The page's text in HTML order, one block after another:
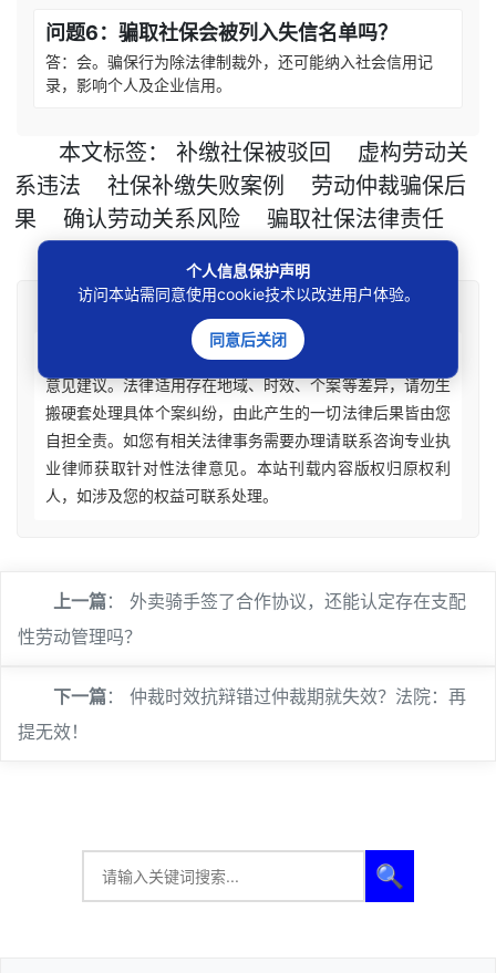
问题6：骗取社保会被列入失信名单吗？
答：会。骗保行为除法律制裁外，还可能纳入社会信用记
录，影响个人及企业信用。
本文标签： 补缴社保被驳回
虚构劳动关
系违法
社保补缴失败案例
劳动仲裁骗保后
果
确认劳动关系风险 骗取社保法律责任
免责声明
本站所刊资讯仅为学术观点交流，不构成任何形式法律
意见建议。法律适用存在地域、时效、个案等差异，请勿生
搬硬套处理具体个案纠纷，由此产生的一切法律后果皆由您
自担全责。如您有相关法律事务需要办理请联系咨询专业执
业律师获取针对性法律意见。本站刊载内容版权归原权利
人，如涉及您的权益可联系处理。
上一篇： 外卖骑手签了合作协议，还能认定存在支配
性劳动管理吗？
下一篇： 仲裁时效抗辩错过仲裁期就失效？法院：再
提无效！
🔍
个人信息保护声明
访问本站需同意使用cookie技术以改进用户体验。
同意后关闭